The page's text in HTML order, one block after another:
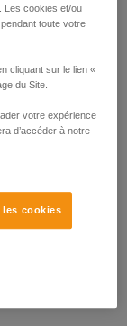
Les cookies et/ou
toute votre
cliquant sur le lien «
du Site.
votre expérience
d’accéder à notre
cookies